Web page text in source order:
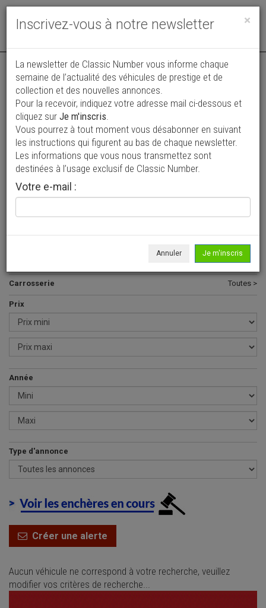
Toggle
Vos annonces vues par
plus de 4 millions de collectionneurs
Ajouter une annonce
> Rechercher un véhicule
Maverick >
Carrosserie Toutes >
Prix
Année
Type d'annonce
Créer une alerte
Aucun véhicule ne correspond à votre recherche, veuillez
modifier vos critères de recherche...
×
Inscrivez-vous à notre newsletter
La newsletter de Classic Number vous informe chaque
semaine de l’actualité des véhicules de prestige et de
collection et des nouvelles annonces.
Pour la recevoir, indiquez votre adresse mail ci-dessous et
cliquez sur Je m'inscris.
Vous pourrez à tout moment vous désabonner en suivant
les instructions qui figurent au bas de chaque newsletter.
Les informations que vous nous transmettez sont
destinées à l’usage exclusif de Classic Number.
Votre e-mail :
Annuler Je m'inscris